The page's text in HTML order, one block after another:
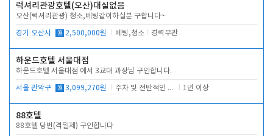
럭셔리관광호텔(오산)대실없음
오산(럭셔리관광) 청소,베팅같이하실분 구합니다~
경기 오산시 월 2,500,000원 베팅,청소 경력무관
하운드호텔 서울대점
하운드호텔 서울대점 에서 3교대 과장님 구인합니다.
서울 관악구 월 3,099,270원 주차 및 전반적인 당번업무 1년 이상
88호텔
88호텔 당번(격일제) 구인합니다